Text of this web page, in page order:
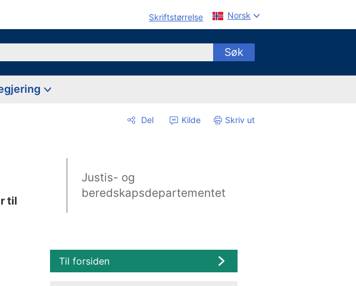
Skriftstørrelse Norsk
Søk
Del Kilde Skriv ut
til
Justis- og
beredskapsdepartementet
Til forsiden